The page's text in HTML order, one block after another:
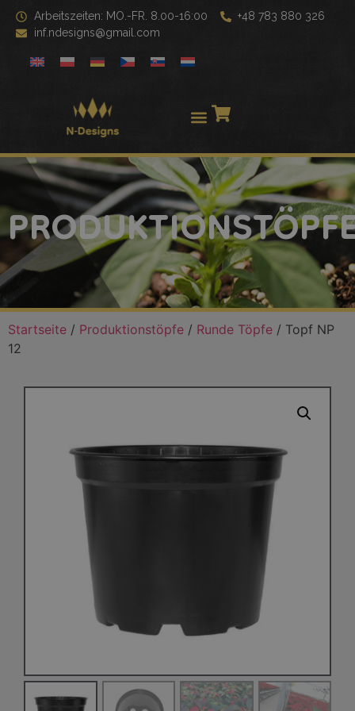
Arbeitszeiten: MO.-FR. 8.00-16:00
+48 783 880 326
inf.ndesigns@gmail.com
Startseite / Produktionstöpfe / Runde Töpfe / Topf NP
12